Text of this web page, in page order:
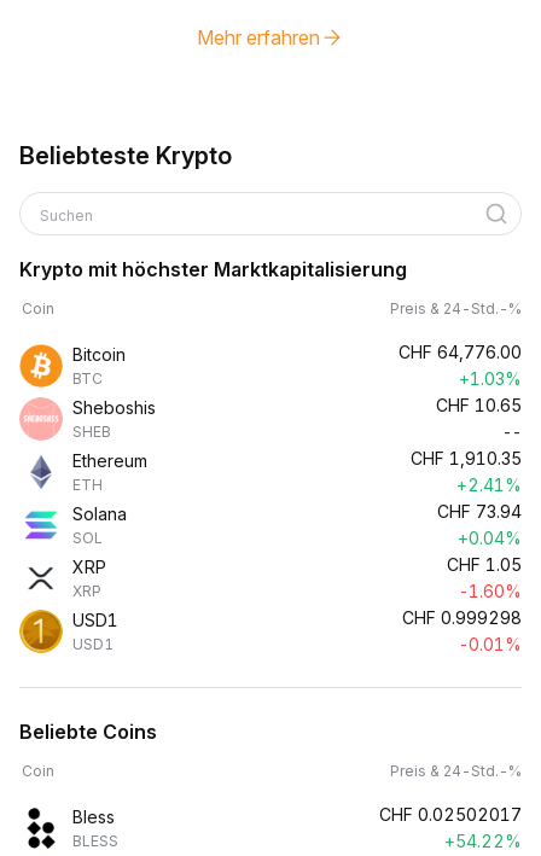
Mehr erfahren
Beliebteste Krypto
Suchen
Krypto mit höchster Marktkapitalisierung
Coin Preis & 24-Std.-%
Bitcoin
BTC
CHF 64,776.00
+1.03%
Sheboshis
SHEB
CHF 10.65
--
Ethereum
ETH
CHF 1,910.35
+2.41%
Solana
SOL
CHF 73.94
+0.04%
XRP
XRP
CHF 1.05
-1.60%
USD1
USD1
CHF 0.999298
-0.01%
Beliebte Coins
Coin Preis & 24-Std.-%
Bless
BLESS
CHF 0.02502017
+54.22%